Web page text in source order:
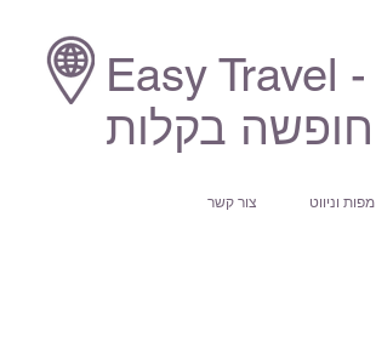
Easy Travel -
חופשה בקלות
צור קשר מפות וניווט